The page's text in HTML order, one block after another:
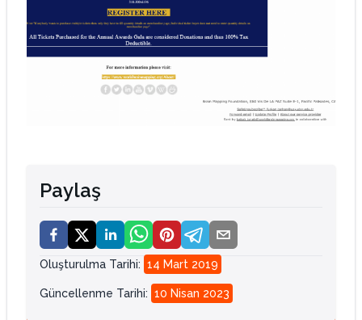
Paylaş
Oluşturulma Tarihi: 14 Mart 2019
Güncellenme Tarihi: 10 Nisan 2023